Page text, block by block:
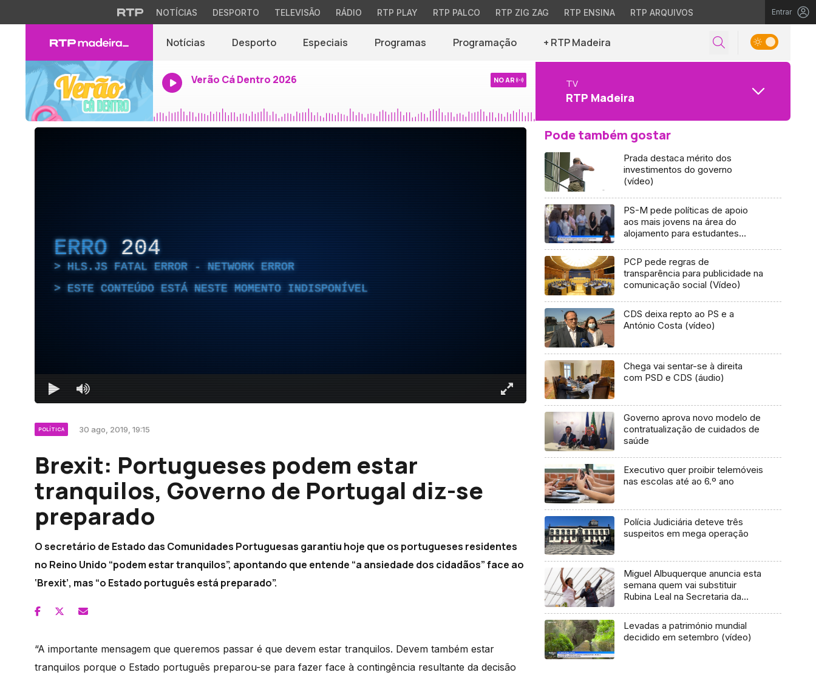
NOTÍCIAS DESPORTO TELEVISÃO RÁDIO RTP PLAY RTP PALCO RTP ZIG ZAG RTP ENSINA RTP ARQUIVOS Entrar
Notícias Desporto Especiais Programas Programação + RTP Madeira
Verão Cá Dentro 2026 NO AR TV
RTP Madeira
ERRO 204
HLS.JS FATAL ERROR - NETWORK ERROR
ESTE CONTEÚDO ESTÁ NESTE MOMENTO INDISPONÍVEL
POLÍTICA 30 ago, 2019, 19:15
Brexit: Portugueses podem estar
tranquilos, Governo de Portugal diz-se
preparado
O secretário de Estado das Comunidades Portuguesas garantiu hoje que os portugueses residentes
no Reino Unido “podem estar tranquilos”, apontando que entende “a ansiedade dos cidadãos” face ao
‘Brexit’, mas “o Estado português está preparado”.
“A importante mensagem que queremos passar é que devem estar tranquilos. Devem também estar
tranquilos porque o Estado português preparou-se para fazer face à contingência resultante da decisão
Pode também gostar
Prada destaca mérito dos
investimentos do governo
(vídeo)
PS-M pede políticas de apoio
aos mais jovens na área do
alojamento para estudantes
PCP pede regras de
transparência para publicidade na
comunicação social (Vídeo)
CDS deixa repto ao PS e a
António Costa (vídeo)
Chega vai sentar-se à direita
com PSD e CDS (áudio)
Governo aprova novo modelo de
contratualização de cuidados de
saúde
Executivo quer proibir telemóveis
nas escolas até ao 6.º ano
Polícia Judiciária deteve três
suspeitos em mega operação
Miguel Albuquerque anuncia esta
semana quem vai substituir
Rubina Leal na Secretaria da
Levadas a património mundial
decidido em setembro (vídeo)